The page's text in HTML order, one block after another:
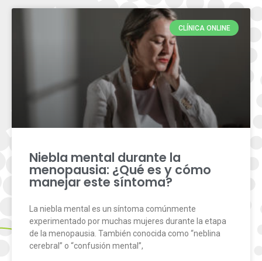
CLÍNICA ONLINE
Niebla mental durante la
menopausia: ¿Qué es y cómo
manejar este síntoma?
La niebla mental es un síntoma comúnmente
experimentado por muchas mujeres durante la etapa
de la menopausia. También conocida como “neblina
cerebral” o “confusión mental”,